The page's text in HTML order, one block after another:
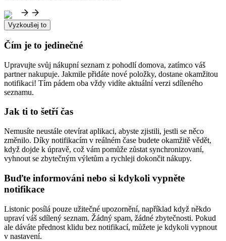
Vyzkoušej to
Čím je to jedinečné
Upravujte svůj nákupní seznam z pohodlí domova, zatímco váš
partner nakupuje. Jakmile přidáte nové položky, dostane okamžitou
notifikaci! Tím pádem oba vždy vidíte aktuální verzi sdíleného
seznamu.
Jak ti to šetří čas
Nemusíte neustále otevírat aplikaci, abyste zjistili, jestli se něco
změnilo. Díky notifikacím v reálném čase budete okamžitě vědět,
když dojde k úpravě, což vám pomůže zůstat synchronizovaní,
vyhnout se zbytečným výletům a rychleji dokončit nákupy.
Buďte informováni nebo si kdykoli vypněte
notifikace
Listonic posílá pouze užitečné upozornění, například když někdo
upraví váš sdílený seznam. Žádný spam, žádné zbytečnosti. Pokud
ale dáváte přednost klidu bez notifikací, můžete je kdykoli vypnout
v nastavení.